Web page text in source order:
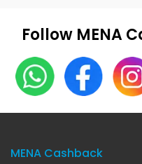
Follow MENA
MENA Cashback